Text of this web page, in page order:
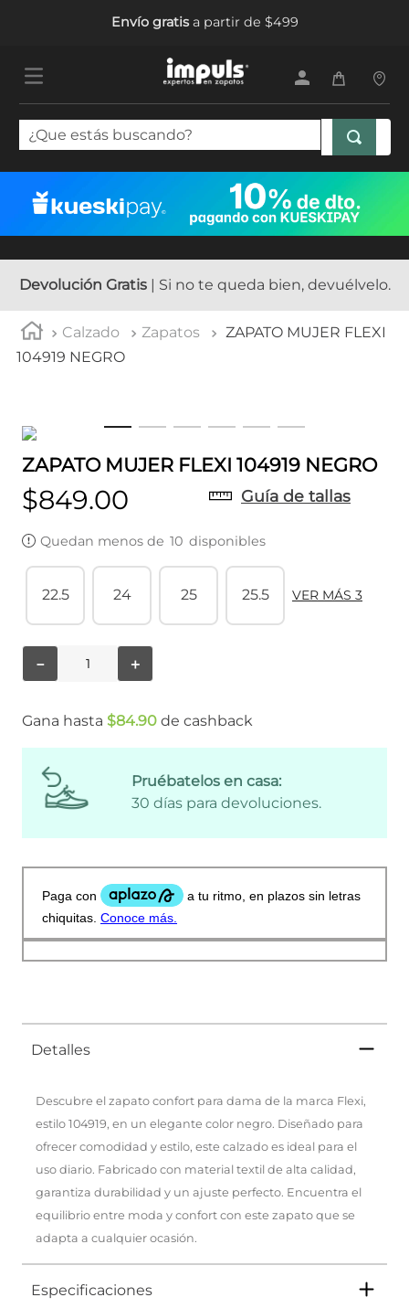
Envío gratisa partir de $499
¿Que estás buscando?
Devolución Gratis| Si no te queda bien, devuélvelo.
Calzado Zapatos
ZAPATO MUJER FLEXI
104919 NEGRO
ZAPATO MUJER FLEXI 104919 NEGRO
$849.00 Guía de tallas
Quedan menos de 10 disponibles
22.5 24 25 25.5 VER MÁS 3
＋
－
Gana hasta $84.90 de cashback
Pruébatelos en casa:
30 días para devoluciones.
Detalles
Descubre el zapato confort para dama de la marca Flexi,
estilo 104919, en un elegante color negro. Diseñado para
ofrecer comodidad y estilo, este calzado es ideal para el
uso diario. Fabricado con material textil de alta calidad,
garantiza durabilidad y un ajuste perfecto. Encuentra el
equilibrio entre moda y confort con este zapato que se
adapta a cualquier ocasión.
Especificaciones
1.
tenis mujer
tenis hombre
5. tenis niña